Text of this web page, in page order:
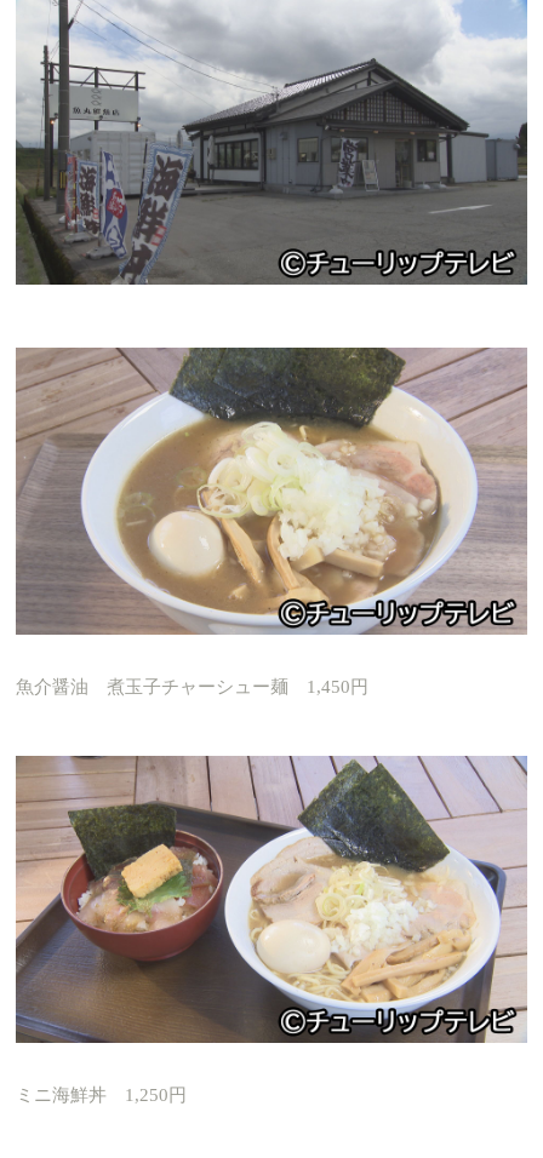
魚介醤油 煮玉子チャーシュー麺 1,450円
ミニ海鮮丼 1,250円